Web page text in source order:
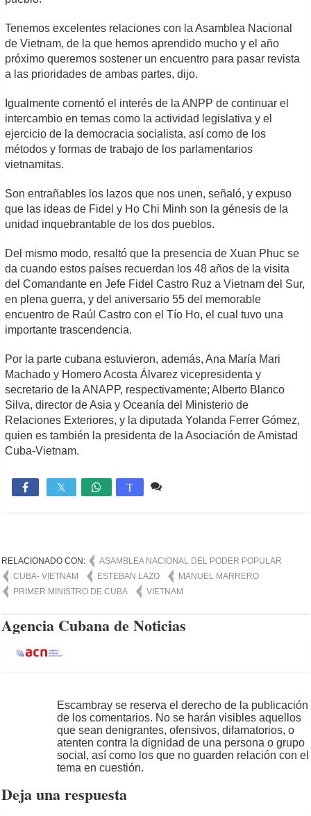
Tenemos excelentes relaciones con la Asamblea Nacional
de Vietnam, de la que hemos aprendido mucho y el año
próximo queremos sostener un encuentro para pasar revista
a las prioridades de ambas partes, dijo.
Igualmente comentó el interés de la ANPP de continuar el
intercambio en temas como la actividad legislativa y el
ejercicio de la democracia socialista, así como de los
métodos y formas de trabajo de los parlamentarios
vietnamitas.
Son entrañables los lazos que nos unen, señaló, y expuso
que las ideas de Fidel y Ho Chi Minh son la génesis de la
unidad inquebrantable de los dos pueblos.
Del mismo modo, resaltó que la presencia de Xuan Phuc se
da cuando estos países recuerdan los 48 años de la visita
del Comandante en Jefe Fidel Castro Ruz a Vietnam del Sur,
en plena guerra, y del aniversario 55 del memorable
encuentro de Raúl Castro con el Tío Ho, el cual tuvo una
importante trascendencia.
Por la parte cubana estuvieron, además, Ana María Mari
Machado y Homero Acosta Álvarez vicepresidenta y
secretario de la ANAPP, respectivamente; Alberto Blanco
Silva, director de Asia y Oceanía del Ministerio de
Relaciones Exteriores, y la diputada Yolanda Ferrer Gómez,
quien es también la presidenta de la Asociación de Amistad
Cuba-Vietnam.
 T
RELACIONADO CON:
ASAMBLEA NACIONAL DEL PODER POPULAR
CUBA- VIETNAM
ESTEBAN LAZO
MANUEL MARRERO
PRIMER MINISTRO DE CUBA
VIETNAM
Agencia Cubana de Noticias
Escambray se reserva el derecho de la publicación
de los comentarios. No se harán visibles aquellos
que sean denigrantes, ofensivos, difamatorios, o
atenten contra la dignidad de una persona o grupo
social, así como los que no guarden relación con el
tema en cuestión.
Deja una respuesta